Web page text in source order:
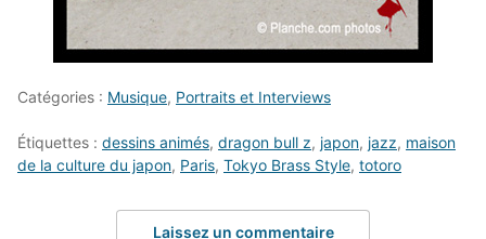
Catégories : Musique, Portraits et Interviews
Étiquettes : dessins animés, dragon bull z, japon, jazz, maison
de la culture du japon, Paris, Tokyo Brass Style, totoro
Laissez un commentaire